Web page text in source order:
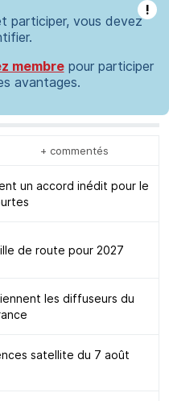
!
participer, vous devez
membrepour participer
avantages.
+ commentés
un accord inédit pour le
de route pour 2027
les diffuseurs du
satellite du 7 août